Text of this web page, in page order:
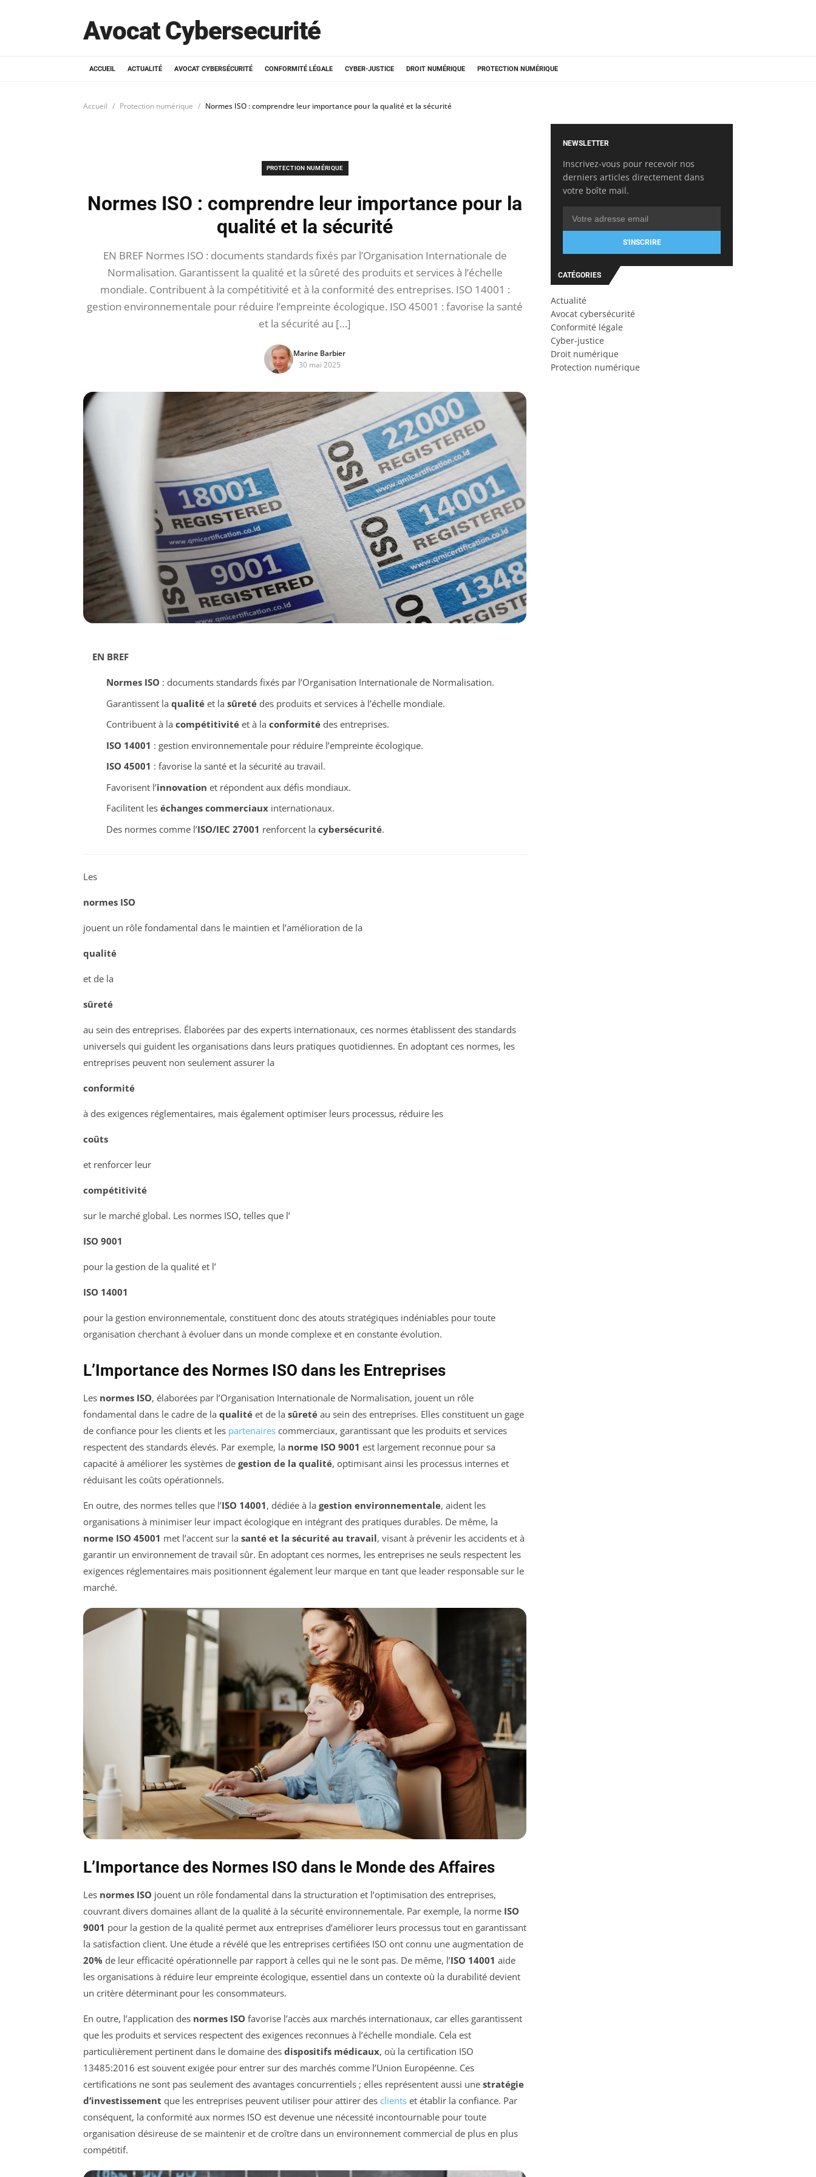
Avocat Cybersecurité
ACCUEIL ACTUALITÉ AVOCAT CYBERSÉCURITÉ CONFORMITÉ LÉGALE CYBER-JUSTICE DROIT NUMÉRIQUE PROTECTION NUMÉRIQUE
Accueil Protection numérique Normes ISO : comprendre leur importance pour la qualité et la sécurité
PROTECTION NUMÉRIQUE
Normes ISO : comprendre leur importance pour la
qualité et la sécurité
EN BREF Normes ISO : documents standards fixés par l’Organisation Internationale de
Normalisation. Garantissent la qualité et la sûreté des produits et services à l’échelle
mondiale. Contribuent à la compétitivité et à la conformité des entreprises. ISO 14001 :
gestion environnementale pour réduire l’empreinte écologique. ISO 45001 : favorise la santé
et la sécurité au […]
Marine Barbier
30 mai 2025
EN BREF
Normes ISO : documents standards fixés par l’Organisation Internationale de Normalisation.
Garantissent la qualitéet la sûretédes produits et services à l’échelle mondiale.
Contribuent à la compétitivitéet à la conformitédes entreprises.
ISO 14001 : gestion environnementale pour réduire l’empreinte écologique.
ISO 45001 : favorise la santé et la sécurité au travail.
Favorisent l’innovation et répondent aux défis mondiaux.
Facilitent les échanges commerciauxinternationaux.
Des normes comme l’ISO/IEC 27001 renforcent la cybersécurité.
Les
normes ISO
jouent un rôle fondamental dans le maintien et l’amélioration de la
qualité
et de la
sûreté
au sein des entreprises. Élaborées par des experts internationaux, ces normes établissent des standards
universels qui guident les organisations dans leurs pratiques quotidiennes. En adoptant ces normes, les
entreprises peuvent non seulement assurer la
conformité
à des exigences réglementaires, mais également optimiser leurs processus, réduire les
coûts
et renforcer leur
compétitivité
sur le marché global. Les normes ISO, telles que l’
ISO 9001
pour la gestion de la qualité et l’
ISO 14001
pour la gestion environnementale, constituent donc des atouts stratégiques indéniables pour toute
organisation cherchant à évoluer dans un monde complexe et en constante évolution.
L’Importance des Normes ISO dans les Entreprises
Les normes ISO, élaborées par l’Organisation Internationale de Normalisation, jouent un rôle
fondamental dans le cadre de la qualité et de la sûreté au sein des entreprises. Elles constituent un gage
de confiance pour les clients et les partenaires commerciaux, garantissant que les produits et services
respectent des standards élevés. Par exemple, la norme ISO 9001 est largement reconnue pour sa
capacité à améliorer les systèmes de gestion de la qualité, optimisant ainsi les processus internes et
réduisant les coûts opérationnels.
En outre, des normes telles que l’ISO 14001, dédiée à la gestion environnementale, aident les
organisations à minimiser leur impact écologique en intégrant des pratiques durables. De même, la
norme ISO 45001 met l’accent sur la santé et la sécurité au travail, visant à prévenir les accidents et à
garantir un environnement de travail sûr. En adoptant ces normes, les entreprises ne seuls respectent les
exigences réglementaires mais positionnent également leur marque en tant que leader responsable sur le
marché.
L’Importance des Normes ISO dans le Monde des Affaires
Les normes ISO jouent un rôle fondamental dans la structuration et l’optimisation des entreprises,
couvrant divers domaines allant de la qualité à la sécurité environnementale. Par exemple, la norme ISO
9001 pour la gestion de la qualité permet aux entreprises d’améliorer leurs processus tout en garantissant
la satisfaction client. Une étude a révélé que les entreprises certifiées ISO ont connu une augmentation de
20% de leur efficacité opérationnelle par rapport à celles qui ne le sont pas. De même, l’ISO 14001 aide
les organisations à réduire leur empreinte écologique, essentiel dans un contexte où la durabilité devient
un critère déterminant pour les consommateurs.
En outre, l’application des normes ISO favorise l’accès aux marchés internationaux, car elles garantissent
que les produits et services respectent des exigences reconnues à l’échelle mondiale. Cela est
particulièrement pertinent dans le domaine des dispositifs médicaux, où la certification ISO
13485:2016 est souvent exigée pour entrer sur des marchés comme l’Union Européenne. Ces
certifications ne sont pas seulement des avantages concurrentiels ; elles représentent aussi une stratégie
d’investissement que les entreprises peuvent utiliser pour attirer des clients et établir la confiance. Par
conséquent, la conformité aux normes ISO est devenue une nécessité incontournable pour toute
organisation désireuse de se maintenir et de croître dans un environnement commercial de plus en plus
compétitif.
NEWSLETTER
Inscrivez-vous pour recevoir nos
derniers articles directement dans
votre boîte mail.
S'INSCRIRE
CATÉGORIES
Actualité
Avocat cybersécurité
Conformité légale
Cyber-justice
Droit numérique
Protection numérique